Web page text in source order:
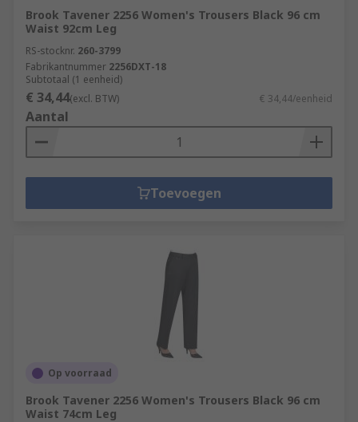
Brook Tavener 2256 Women's Trousers Black 96 cm
Waist 92cm Leg
RS-stocknr. 260-3799
Fabrikantnummer 2256DXT-18
Subtotaal (1 eenheid)
€ 34,44(excl. BTW) € 34,44/eenheid
Aantal
Toevoegen
Op voorraad
Brook Tavener 2256 Women's Trousers Black 96 cm
Waist 74cm Leg